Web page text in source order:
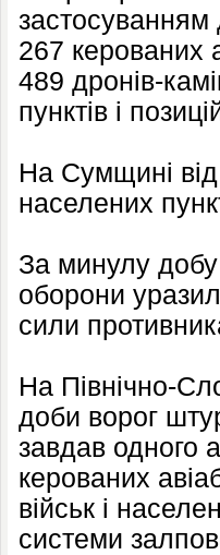
застосуванням
267 керованих
489 дронів-
пунктів і
На Сумщині
населених
За минулу добу
оборони
сили
На Північно-
доби ворог
завдав одного
керованих
військ і
системи